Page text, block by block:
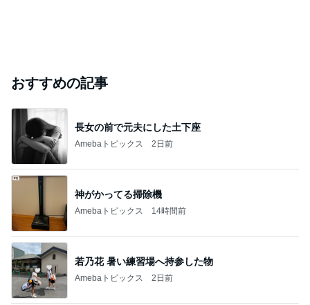
おすすめの記事
長女の前で元夫にした土下座
Amebaトピックス 2日前
神がかってる掃除機
Amebaトピックス 14時間前
若乃花 暑い練習場へ持参した物
Amebaトピックス 2日前